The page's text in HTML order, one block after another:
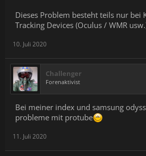
Dieses Problem besteht teils nur bei
Tracking Devices (Oculus / WMR
10. Juli 2020
Challenger
Forenaktivist
Bei meiner index und samsung
probleme mit protube
11. Juli 2020